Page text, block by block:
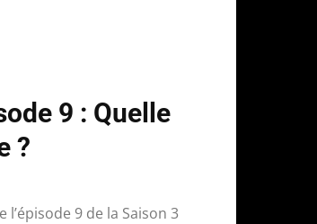
9 : Quelle
?
9 de la Saison 3